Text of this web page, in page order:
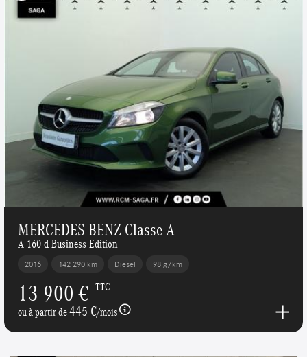
MERCEDES-BENZ Classe A
A 160 d Business Edition
2016 142 290 km Diesel 98 g/km
13 900 € TTC
ou à partir de445 €/mois